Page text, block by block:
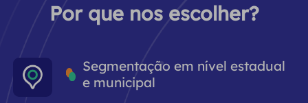
Por que nos escolher?
Segmentação em nível estadual
e municipal